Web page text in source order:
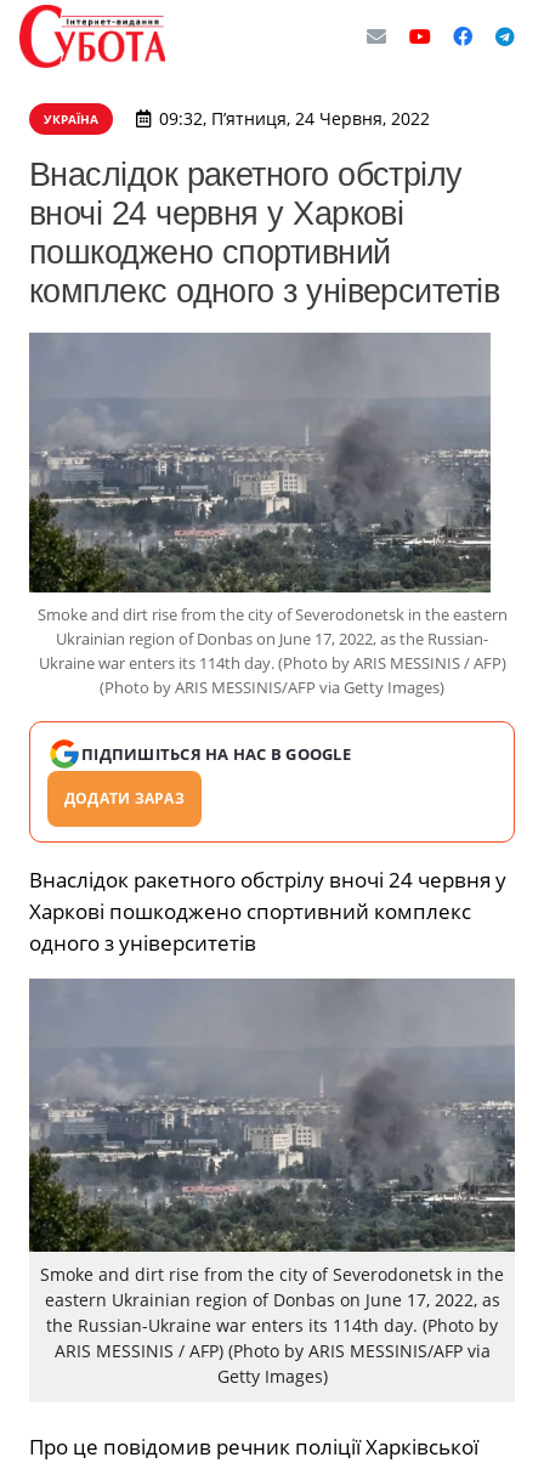
УКРАЇНА 09:32, П’ятниця, 24 Червня, 2022
Внаслідок ракетного обстрілу
вночі 24 червня у Харкові
пошкоджено спортивний
комплекс одного з університетів
Smoke and dirt rise from the city of Severodonetsk in the eastern
Ukrainian region of Donbas on June 17, 2022, as the Russian-
Ukraine war enters its 114th day. (Photo by ARIS MESSINIS / AFP)
(Photo by ARIS MESSINIS/AFP via Getty Images)
ПІДПИШІТЬСЯ НА НАС В GOOGLE
ДОДАТИ ЗАРАЗ
Внаслідок ракетного обстрілу вночі 24 червня у
Харкові пошкоджено спортивний комплекс
одного з університетів
Smoke and dirt rise from the city of Severodonetsk in the
eastern Ukrainian region of Donbas on June 17, 2022, as
the Russian-Ukraine war enters its 114th day. (Photo by
ARIS MESSINIS / AFP) (Photo by ARIS MESSINIS/AFP via
Getty Images)
Про це повідомив речник поліції Харківської